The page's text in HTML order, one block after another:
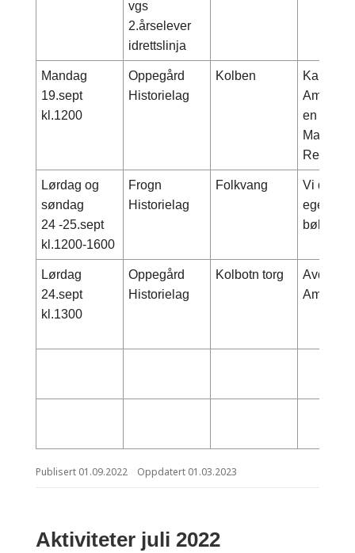
vgs
2.årselever
idrettslinja
Mandag
19.sept
kl.1200
Oppegård
Historielag
Kolben
Kabaret:
en
Manus:
Regi:
Lørdag og
søndag
24 -25.sept
kl.1200-1600
Frogn
Historielag
Folkvang
Vi deltar
egen
bøker
Lørdag
24.sept
kl.1300
Oppegård
Historielag
Kolbotn torg
Publisert 01.09.2022 Oppdatert 01.03.2023
Aktiviteter juli 2022